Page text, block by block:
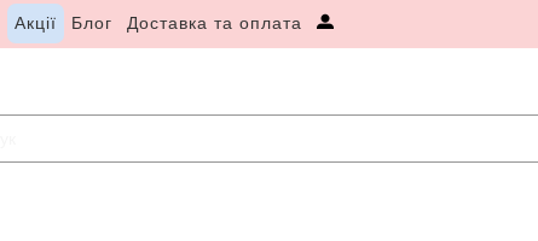
Акції Блог Доставка та оплата